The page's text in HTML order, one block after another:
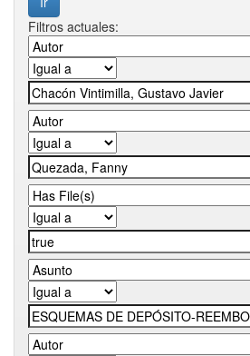
Filtros actuales: